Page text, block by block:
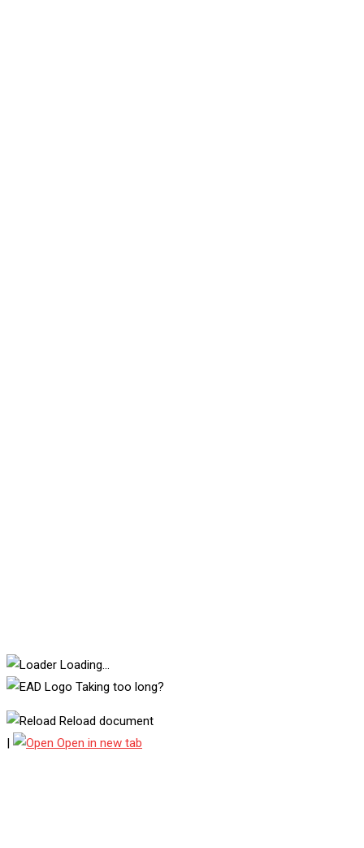
Loading...
Taking too long?
Reload document
|
Open in new tab